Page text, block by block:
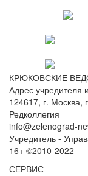
КРЮКОВСКИЕ
Адрес учредителя
124617, г. Москва,
Редколлегия
info@zelenograd-
Учредитель -
16+ ©2010-2022
СЕРВИС